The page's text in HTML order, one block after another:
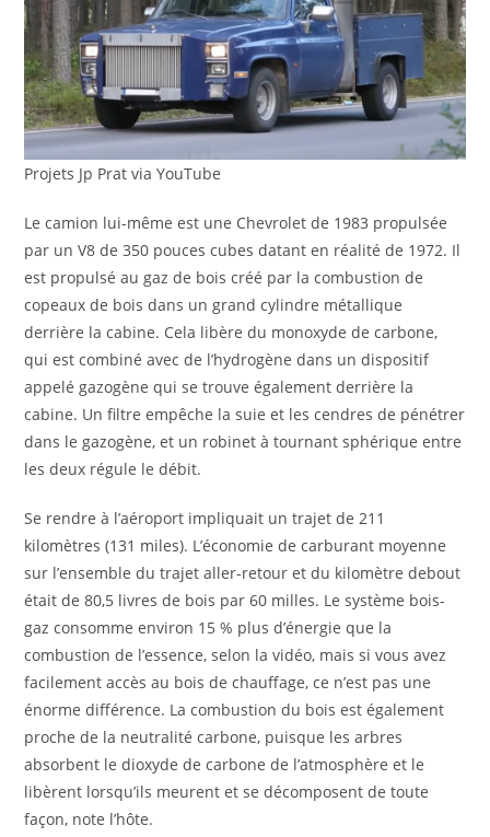
Projets Jp Prat via YouTube
Le camion lui-même est une Chevrolet de 1983 propulsée
par un V8 de 350 pouces cubes datant en réalité de 1972. Il
est propulsé au gaz de bois créé par la combustion de
copeaux de bois dans un grand cylindre métallique
derrière la cabine. Cela libère du monoxyde de carbone,
qui est combiné avec de l’hydrogène dans un dispositif
appelé gazogène qui se trouve également derrière la
cabine. Un filtre empêche la suie et les cendres de pénétrer
dans le gazogène, et un robinet à tournant sphérique entre
les deux régule le débit.
Se rendre à l’aéroport impliquait un trajet de 211
kilomètres (131 miles). L’économie de carburant moyenne
sur l’ensemble du trajet aller-retour et du kilomètre debout
était de 80,5 livres de bois par 60 milles. Le système bois-
gaz consomme environ 15 % plus d’énergie que la
combustion de l’essence, selon la vidéo, mais si vous avez
facilement accès au bois de chauffage, ce n’est pas une
énorme différence. La combustion du bois est également
proche de la neutralité carbone, puisque les arbres
absorbent le dioxyde de carbone de l’atmosphère et le
libèrent lorsqu’ils meurent et se décomposent de toute
façon, note l’hôte.